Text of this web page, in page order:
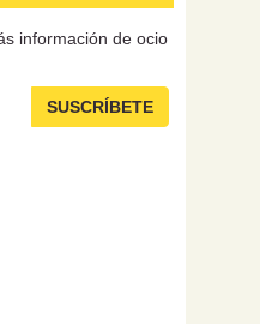
información de ocio
SUSCRÍBETE